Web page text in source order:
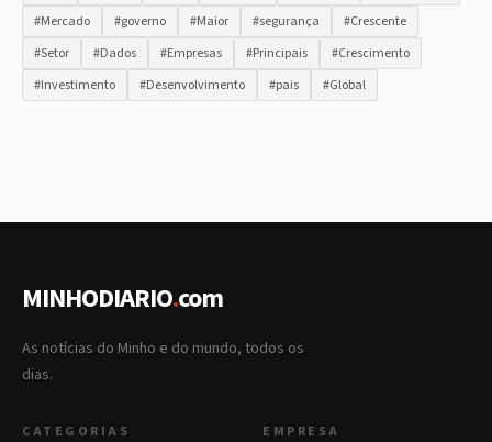
#Mercado
#governo #Maior #segurança
#Crescente
#Setor
#Dados #Empresas #Principais
#Crescimento
#Investimento
#Desenvolvimento #pais #Global
MINHODIARIO.com
As notícias do Minho e do mundo, todos os
dias.
CATEGORIAS EMPRESA